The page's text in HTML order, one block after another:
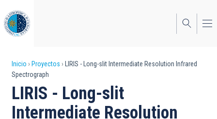
al
contenido
principal
Sobrescribir
enlaces
de
Inicio Proyectos
LIRIS - Long-slit Intermediate Resolution Infrared
Spectrograph
LIRIS - Long-slit
Intermediate Resolution